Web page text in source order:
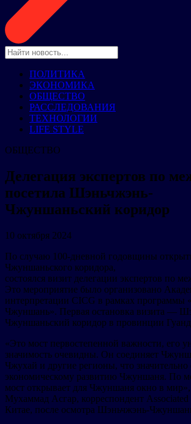
ПОЛИТИКА
ЭКОНОМИКА
ОБЩЕСТВО
РАССЛЕДОВАНИЯ
ТЕХНОЛОГИИ
LIFE STYLE
ОБЩЕСТВО
Делегация экспертов по
посетила Шэньчжэнь-
Чжуншаньский коридор
10 октября 2024
По случаю 100-дневной годовщины
Чжуншаньского коридора,
состоялся визит делегации экспертов
Это мероприятие было организовано
интерпретации CICG в рамках программы
Чжуншань». Первая остановка визита —
Чжуншаньский коридор в провинции
«Это мост первостепенной важности, его
значимость очевидны. Он соединяет
Чжухай и другие регионы, что значительно
экономическому развитию Чжуншаня. По
мост открывает для Чжуншаня окно в
Мухаммад Асгар, корреспондент Associated
Китае, после осмотра Шэньчжэнь-